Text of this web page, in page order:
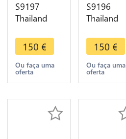
S9197
Thailand
Silver AU ! -
>Make
offer
150 €
Ou faça uma
oferta
S9196
Thailand
Coin à
identifI Bird
Oiseau -
>Make
150 €
Ou faça uma
oferta